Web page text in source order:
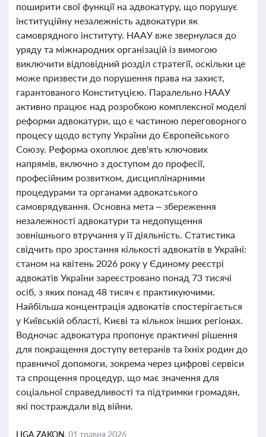
поширити свої функції на адвокатуру, що порушує
інституційну незалежність адвокатури як
самоврядного інституту. НААУ вже звернулася до
уряду та міжнародних організацій із вимогою
виключити відповідний розділ стратегії, оскільки це
може призвести до порушення права на захист,
гарантованого Конституцією. Паралельно НААУ
активно працює над розробкою комплексної моделі
реформи адвокатури, що є частиною переговорного
процесу щодо вступу України до Європейського
Союзу. Реформа охоплює дев'ять ключових
напрямів, включно з доступом до професії,
професійним розвитком, дисциплінарними
процедурами та органами адвокатського
самоврядування. Основна мета – збереження
незалежності адвокатури та недопущення
зовнішнього втручання у її діяльність. Статистика
свідчить про зростання кількості адвокатів в Україні:
станом на квітень 2026 року у Єдиному реєстрі
адвокатів України зареєстровано понад 73 тисячі
осіб, з яких понад 48 тисяч є практикуючими.
Найбільша концентрація адвокатів спостерігається
у Київській області, Києві та кількох інших регіонах.
Водночас адвокатура пропонує практичні рішення
для покращення доступу ветеранів та їхніх родин до
правничої допомоги, зокрема через цифрові сервіси
та спрощення процедур, що має значення для
соціальної справедливості та підтримки громадян,
які постраждали від війни.
LIGA ZAKON,01 травня 2026